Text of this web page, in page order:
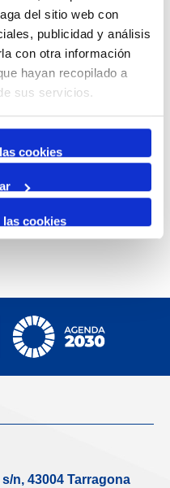
del sitio web con
publicidad y análisis
con otra información
hayan recopilado a
sus servicios.
cookies
las cookies
n, 43004 Tarragona